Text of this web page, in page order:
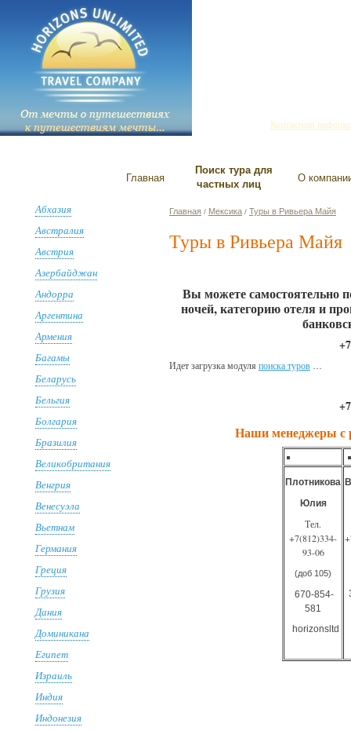
Контактная
Главная
Поиск тура для
частных лиц
О
Абхазия
Австралия
Австрия
Азербайджан
Андорра
Аргентина
Армения
Багамы
Беларусь
Бельгия
Болгария
Бразилия
Великобритания
Венгрия
Венесуэла
Вьетнам
Германия
Греция
Грузия
Дания
Доминикана
Египет
Израиль
Индия
Индонезия
Главная / Мексика / Туры в Ривьера Майя
Туры в Ривьера Майя
Вы можете самостоятельно
ночей, категорию отеля и
Идет загрузка модуля поиска туров
Наши менеджеры с
Плотникова
Юлия
Тел.
+7(812)334-
93-06
(доб 105)
670-854-
581
horizonsltd